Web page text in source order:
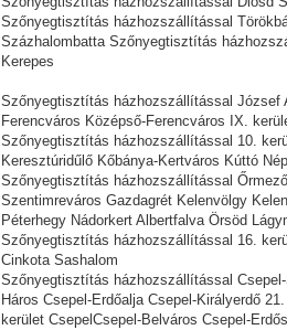
Szőnyegtisztítás házhozszállítással
Százhalombatta Szőnyegtisztítás
Kerepes
Szőnyegtisztítás házhozszállítással József
Ferencváros Középső-Ferencváros IX.
Szőnyegtisztítás házhozszállítással 10.
Keresztúridűlő Kőbánya-Kertváros Kúttó
Szőnyegtisztítás házhozszállítással
Szentimreváros Gazdagrét Kelenvölgy
Péterhegy Nádorkert Albertfalva Örsöd
Szőnyegtisztítás házhozszállítással 16.
Cinkota Sashalom
Szőnyegtisztítás házhozszállítással
Háros Csepel-Erdőalja Csepel-Királyerdő
kerület CsepelCsepel-Belváros Csepel-